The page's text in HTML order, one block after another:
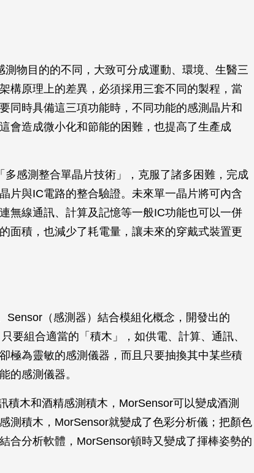
物目的的不同，大致可分成運動、環境、生醫三
構原理上的差異，必須採用三套不同的製程，當
同時具備這三項功能時，不同功能的感測晶片和
會造成微小化和節能的困難，也提高了生產成
感測整合單晶片技術」，克服了諸多困難，完成
片與IC電路的整合驗證。未來單一晶片將可內含
無線通訊、計算及記憶等一般IC功能也可以一併
面積，也減少了耗電量，讓未來的穿戴式裝置更
Sensor（感測器）結合模組化概念，開發出的
要組合適當的「積木」，如供電、計算、通訊、
極為靈敏的感測儀器，而且只要抽換其中某些積
的感測儀器。
積木和酒精感測積木，MorSensor可以變成酒測
測積木，MorSensor就變成了色彩分析儀；把顏色
合分析軟體，MorSensor頓時又變成了揮棒姿勢的